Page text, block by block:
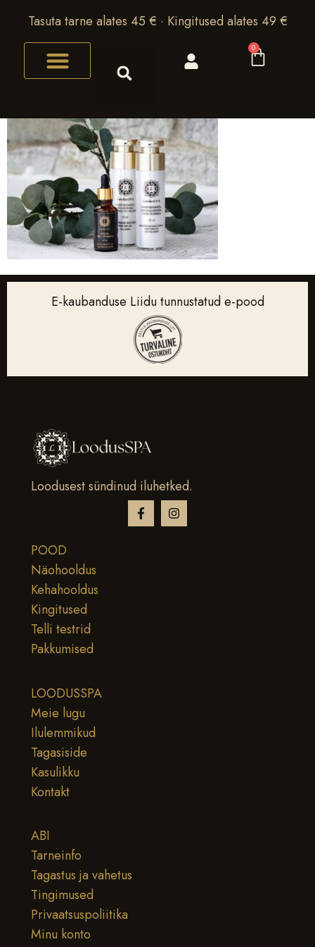
Tasuta tarne alates 45 € · Kingitused alates 49 €
0
E-kaubanduse Liidu tunnustatud e-pood
Loodusest sündinud iluhetked.
POOD
Näohooldus
Kehahooldus
Kingitused
Telli testrid
Pakkumised
LOODUSSPA
Meie lugu
Ilulemmikud
Tagasiside
Kasulikku
Kontakt
ABI
Tarneinfo
Tagastus ja vahetus
Tingimused
Privaatsuspoliitika
Minu konto